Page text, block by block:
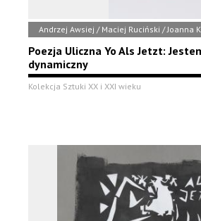
Andrzej Awsiej / Maciej Ruciński / Joanna
Poezja Uliczna Yo Als Jetzt:
dynamiczny
Kolekcja Sztuki XX i XXI wieku